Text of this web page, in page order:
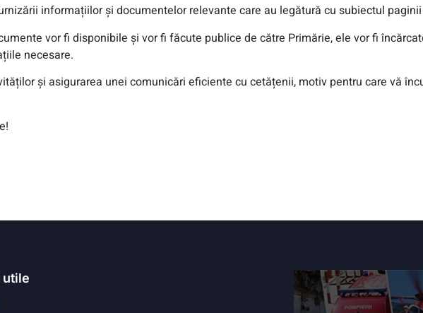
informațiilor și documentelor relevante care au legătură cu subiectul
vor fi disponibile și vor fi făcute publice de către Primărie, ele vor fi
necesare.
și asigurarea unei comunicări eficiente cu cetățenii, motiv pentru care vă
utile